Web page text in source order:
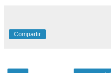
Compartir